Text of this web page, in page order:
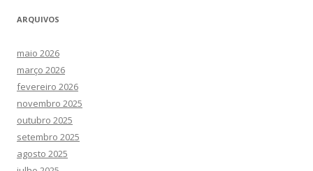
ARQUIVOS
maio 2026
março 2026
fevereiro 2026
novembro 2025
outubro 2025
setembro 2025
agosto 2025